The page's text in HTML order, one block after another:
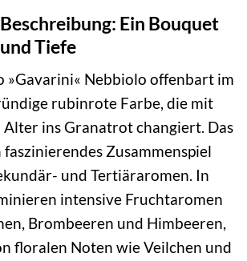
Ein Bouquet
Tiefe
»Gavarini« Nebbiolo offenbart im
rubinrote Farbe, die mit
Alter ins Granatrot changiert. Das
Zusammenspiel
und Tertiäraromen. In
intensive Fruchtaromen
Brombeeren und Himbeeren,
floralen Noten wie Veilchen und